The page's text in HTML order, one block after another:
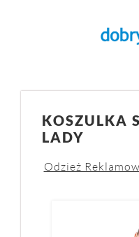
KOSZULKA
LADY
Odzież